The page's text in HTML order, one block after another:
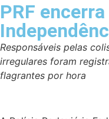
PRF
Responsáveis pelas
irregulares foram
flagrantes por hora